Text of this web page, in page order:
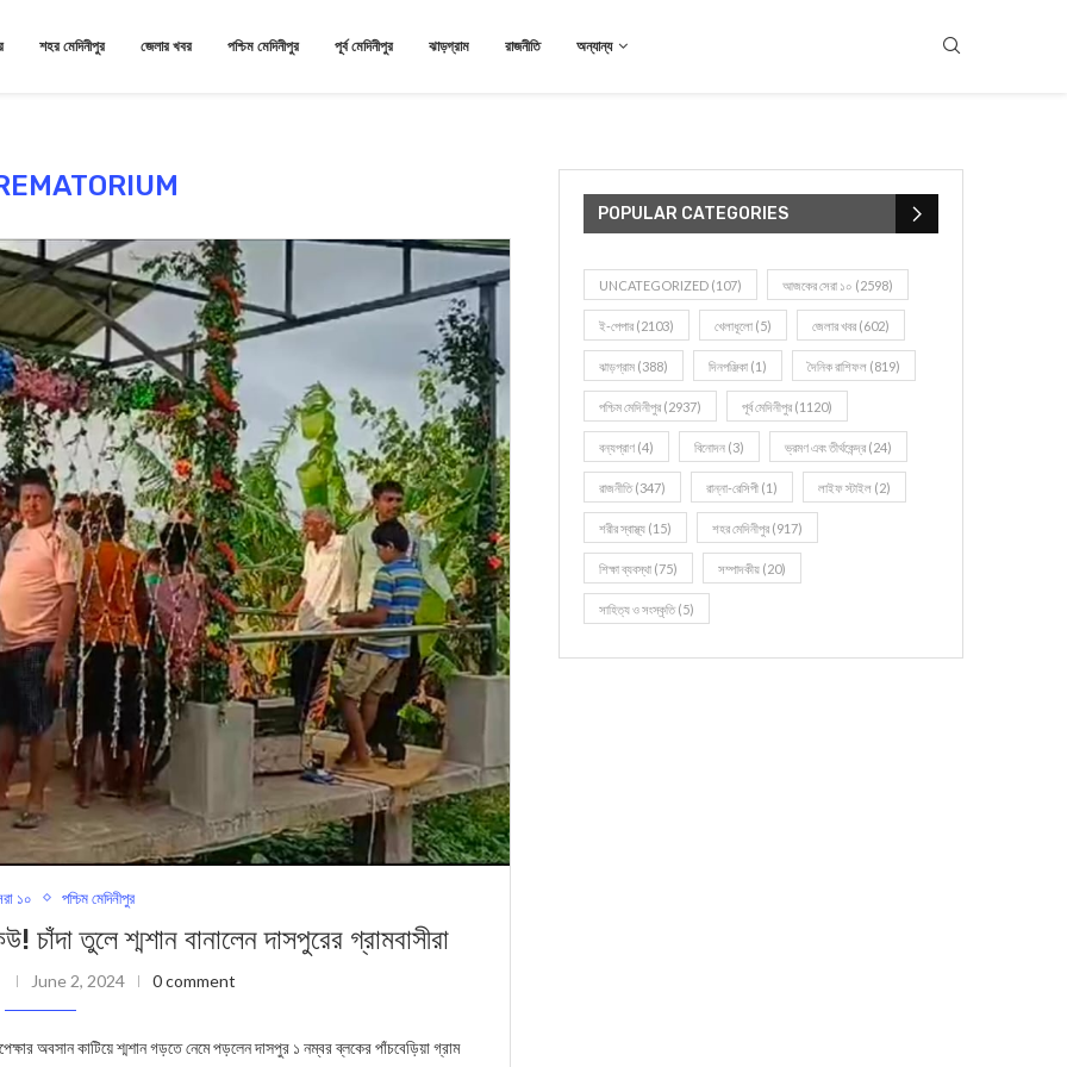
শহর মেদিনীপুর জেলার খবর পশ্চিম মেদিনীপুর পূর্ব মেদিনীপুর ঝাড়গ্রাম রাজনীতি অন্যান্য
১০ পশ্চিম মেদিনীপুর
তুলে শ্মশান বানালেন দাসপুরের গ্রামবাসীরা
June 2, 2024 0 comment
অবসান কাটিয়ে শ্মশান গড়তে নেমে পড়লেন দাসপুর ১ নম্বর ব্ল‍কের পাঁচবেড়িয়া গ্রাম
POPULAR CATEGORIES
UNCATEGORIZED (107) আজকের সেরা ১০ (2598)
ই-পেপার (2103) খেলাধূলো (5) জেলার খবর (602)
ঝাড়গ্রাম (388) দিনপঞ্জিকা (1) দৈনিক রাশিফল (819)
পশ্চিম মেদিনীপুর (2937) পূর্ব মেদিনীপুর (1120)
বন্যপ্রাণ (4) বিনোদন (3) ভ্রমণ এবং তীর্থকেন্দ্র (24)
রাজনীতি(347) রান্না-রেসিপী (1) লাইফ স্টাইল (2)
শরীর স্বাস্থ্য (15) শহর মেদিনীপুর (917)
শিক্ষা ব্যবস্থা (75) সম্পাদকীয় (20)
সাহিত্য ও সংস্কৃতি(5)